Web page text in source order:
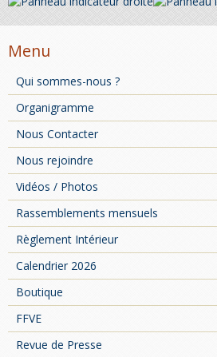
Menu
Qui sommes-nous ?
Organigramme
Nous Contacter
Nous rejoindre
Vidéos / Photos
Rassemblements mensuels
Règlement Intérieur
Calendrier 2026
Boutique
FFVE
Revue de Presse